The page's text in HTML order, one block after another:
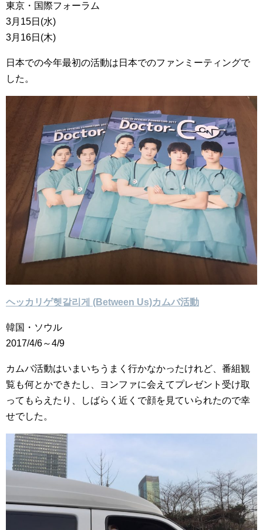
東京・国際フォーラム
3月15日(水)
3月16日(木)
日本での今年最初の活動は日本でのファンミーティングで
した。
ヘッカリゲ헷갈리게 (Between Us)カムバ活動
韓国・ソウル
2017/4/6～4/9
カムバ活動はいまいちうまく行かなかったけれど、番組観
覧も何とかできたし、ヨンファに会えてプレゼント受け取
ってもらえたり、しばらく近くで顔を見ていられたので幸
せでした。